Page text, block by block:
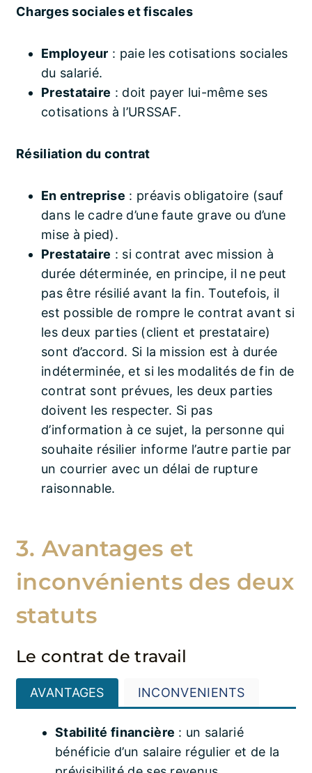
Charges sociales et fiscales
Employeur : paie les cotisations sociales
du salarié.
Prestataire : doit payer lui-même ses
cotisations à l’URSSAF.
Résiliation du contrat
En entreprise : préavis obligatoire (sauf
dans le cadre d’une faute grave ou d’une
mise à pied).
Prestataire : si contrat avec mission à
durée déterminée, en principe, il ne peut
pas être résilié avant la fin. Toutefois, il
est possible de rompre le contrat avant si
les deux parties (client et prestataire)
sont d’accord. Si la mission est à durée
indéterminée, et si les modalités de fin de
contrat sont prévues, les deux parties
doivent les respecter. Si pas
d’information à ce sujet, la personne qui
souhaite résilier informe l’autre partie par
un courrier avec un délai de rupture
raisonnable.
3. Avantages et
inconvénients des deux
statuts
Le contrat de travail
AVANTAGES INCONVENIENTS
Stabilité financière : un salarié
bénéficie d’un salaire régulier et de la